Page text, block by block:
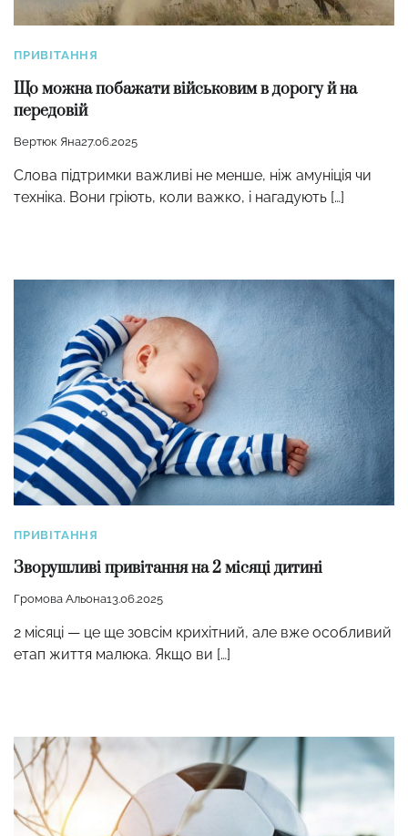
ПРИВІТАННЯ
Що можна побажати військовим в дорогу й на
передовій
Вертюк Яна27.06.2025
Слова підтримки важливі не менше, ніж амуніція чи
техніка. Вони гріють, коли важко, і нагадують […]
ПРИВІТАННЯ
Зворушливі привітання на 2 місяці дитині
Громова Альона13.06.2025
2 місяці — це ще зовсім крихітний, але вже особливий
етап життя малюка. Якщо ви […]